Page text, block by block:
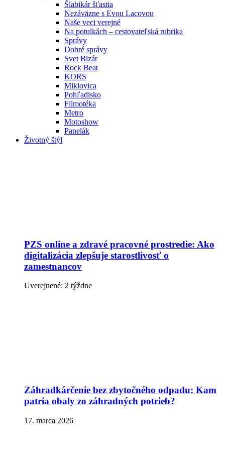
Šlabikár šťastia
Nezáväzne s Evou Lacovou
Naše veci verejné
Na potulkách – cestovateľská rubrika
Správy
Dobré správy
Svet Bizár
Rock Beat
KORS
Miklovica
Pohľadisko
Filmotéka
Metro
Motoshow
Panelák
Životný štýl
PZS online a zdravé pracovné prostredie: Ako
digitalizácia zlepšuje starostlivosť o
zamestnancov
Uverejnené: 2 týždne
Záhradkárčenie bez zbytočného odpadu: Kam
patria obaly zo záhradných potrieb?
17. marca 2026